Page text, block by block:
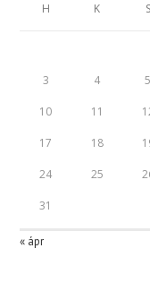
H K S
3 4 5
10 11
17 18
24 25
31
« ápr